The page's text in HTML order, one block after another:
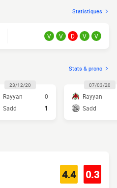
Statistiques
V V D V V
Stats & prono
23/12/20
Rayyan
0
Sadd
1
07/03/20
Rayyan
Sadd
4.4 0.3